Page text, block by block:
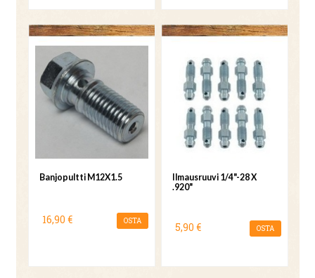
Banjopultti M12X1.5
16,90 € OSTA
Ilmausruuvi 1/4"-28 X
.920"
5,90 € OSTA